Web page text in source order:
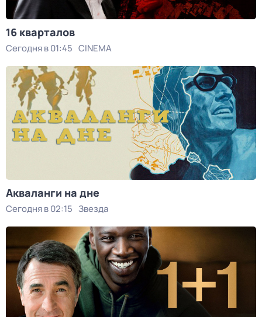
16 кварталов
Сегодня в 01:45 CINEMA
Акваланги на дне
Сегодня в 02:15 Звезда